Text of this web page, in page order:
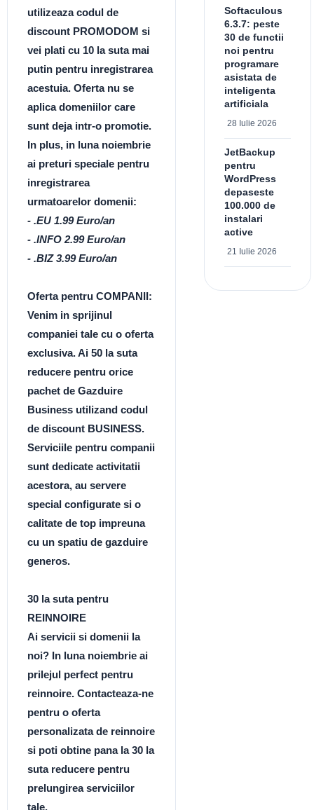
utilizeaza codul de
discount PROMODOM si
vei plati cu 10 la suta mai
putin pentru inregistrarea
acestuia. Oferta nu se
aplica domeniilor care
sunt deja intr-o promotie.
In plus, in luna noiembrie
ai preturi speciale pentru
inregistrarea
urmatoarelor domenii:
- .EU 1.99 Euro/an
- .INFO 2.99 Euro/an
- .BIZ 3.99 Euro/an
Oferta pentru COMPANII:
Venim in sprijinul
companiei tale cu o oferta
exclusiva. Ai 50 la suta
reducere pentru orice
pachet de Gazduire
Business utilizand codul
de discount BUSINESS.
Serviciile pentru companii
sunt dedicate activitatii
acestora, au servere
special configurate si o
calitate de top impreuna
cu un spatiu de gazduire
generos.
30 la suta pentru
REINNOIRE
Ai servicii si domenii la
noi? In luna noiembrie ai
prilejul perfect pentru
reinnoire. Contacteaza-ne
pentru o oferta
personalizata de reinnoire
si poti obtine pana la 30 la
suta reducere pentru
prelungirea serviciilor
tale.
Softaculous
6.3.7: peste
30 de functii
noi pentru
programare
asistata de
inteligenta
artificiala
28 Iulie 2026
JetBackup
pentru
WordPress
depaseste
100.000 de
instalari
active
21 Iulie 2026